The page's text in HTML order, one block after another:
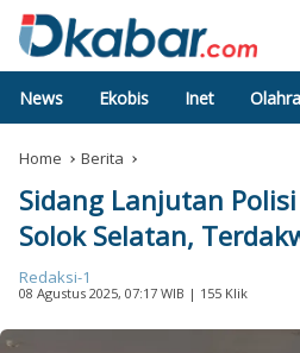
News Ekobis Inet
Home Berita
Sidang Lanjutan
Solok Selatan,
Redaksi-1
08 Agustus 2025, 07:17 WIB | 155 Klik